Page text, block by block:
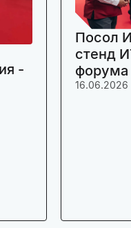
-
Посол
стенд
16.06.2026